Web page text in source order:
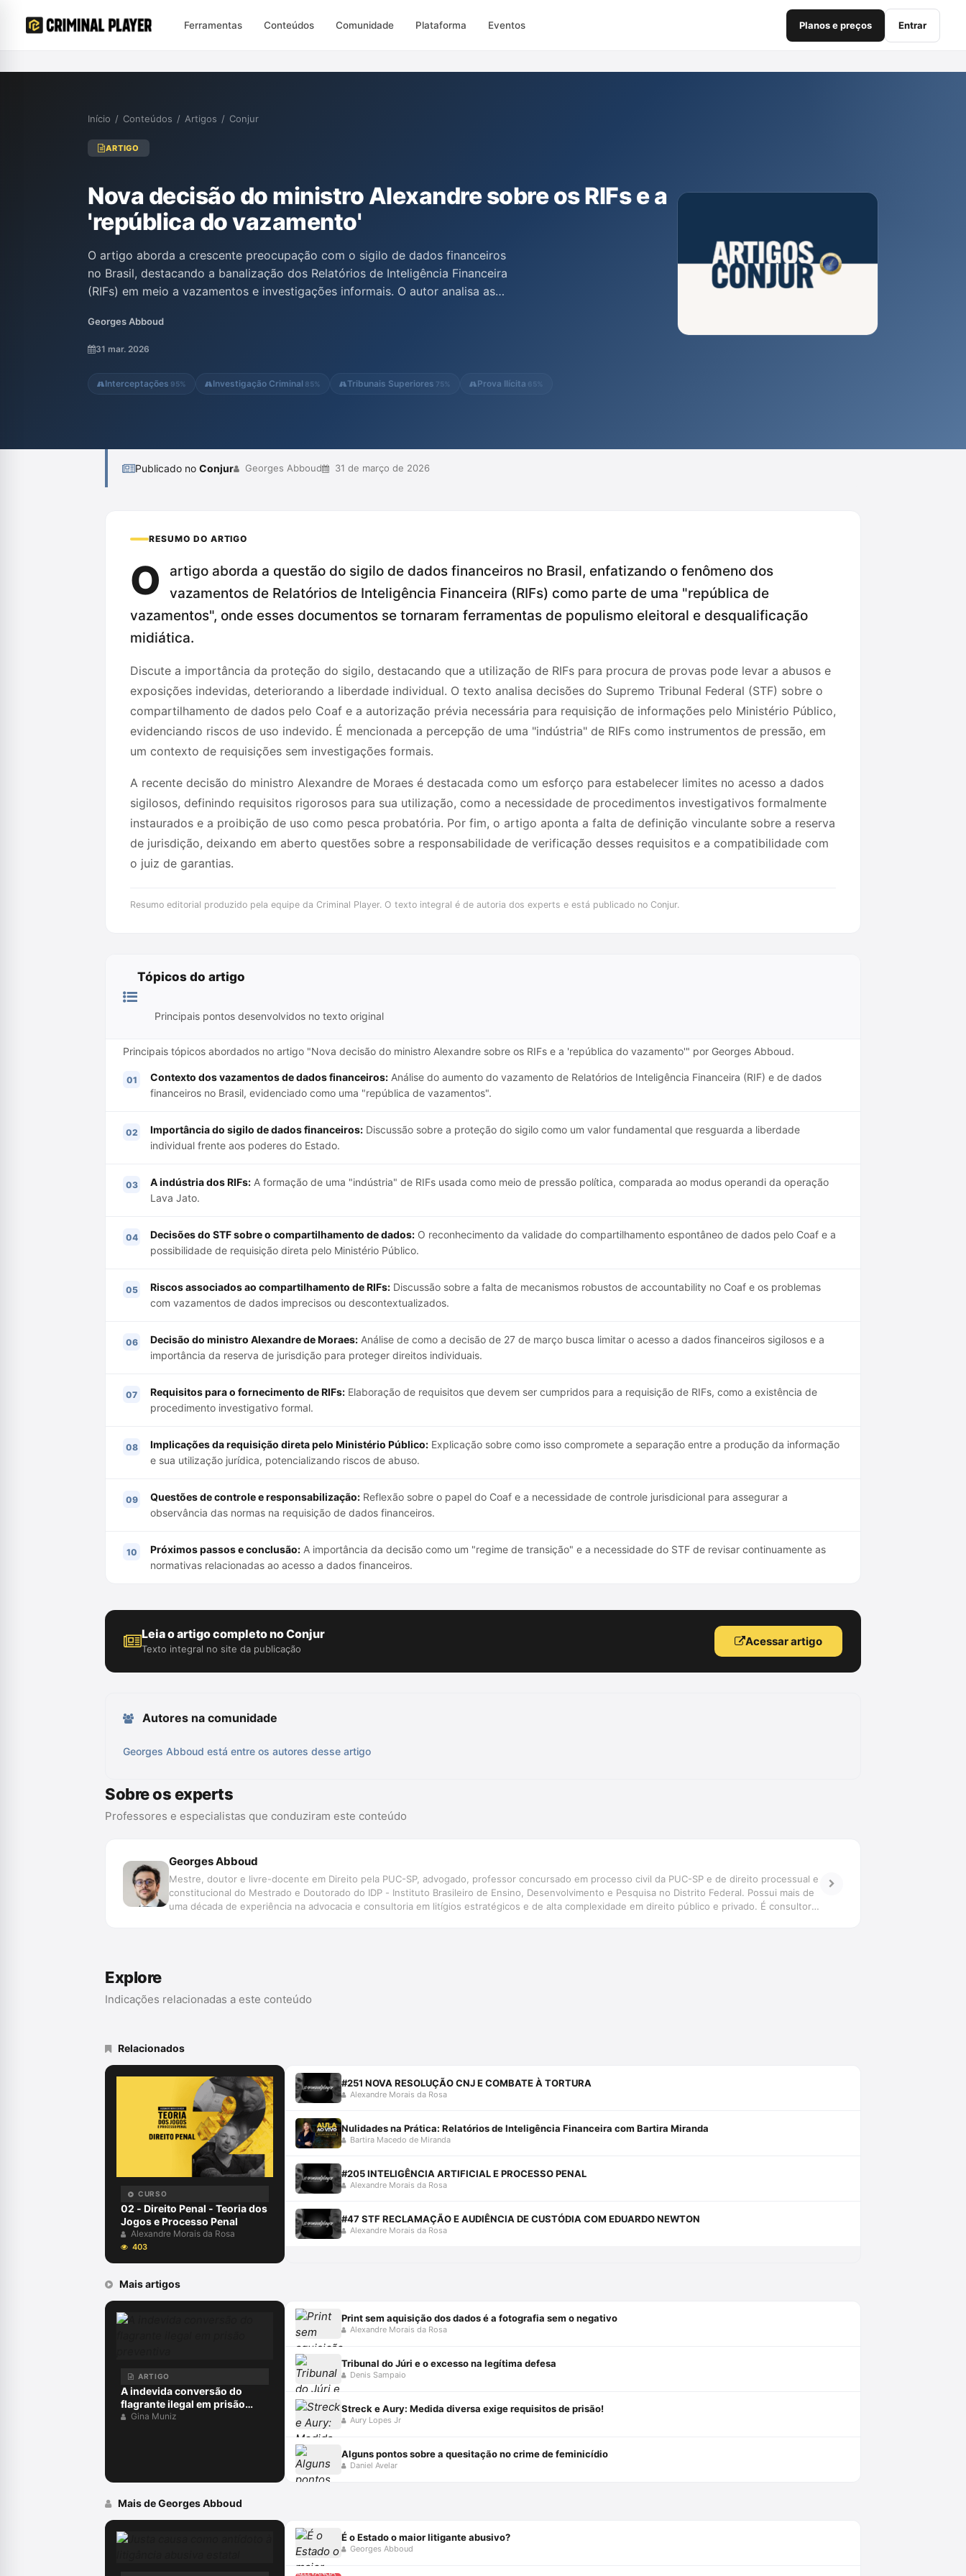
Ferramentas Conteúdos Comunidade Plataforma Eventos Planos e preços Entrar
Início / Conteúdos / Artigos / Conjur
ARTIGO
Nova decisão do ministro Alexandre sobre os RIFs e a
'república do vazamento'
O artigo aborda a crescente preocupação com o sigilo de dados financeiros
no Brasil, destacando a banalização dos Relatórios de Inteligência Financeira
(RIFs) em meio a vazamentos e investigações informais. O autor analisa as
Alexandre de Moraes, que estabelece limites rigorosos ao acesso a dados
sigilosos, enfatizando a necessidade de procedimentos investigativos formais
Georges Abboud
31 mar. 2026
Interceptações 95% Investigação Criminal 85% Tribunais Superiores 75% Prova Ilícita 65%
Publicado no Conjur Georges Abboud 31 de março de 2026
RESUMO DO ARTIGO
O
artigo aborda a questão do sigilo de dados financeiros no Brasil, enfatizando o fenômeno dos
vazamentos de Relatórios de Inteligência Financeira (RIFs) como parte de uma "república de
vazamentos", onde esses documentos se tornaram ferramentas de populismo eleitoral e desqualificação
midiática.
Discute a importância da proteção do sigilo, destacando que a utilização de RIFs para procura de provas pode levar a abusos e
exposições indevidas, deteriorando a liberdade individual. O texto analisa decisões do Supremo Tribunal Federal (STF) sobre o
compartilhamento de dados pelo Coaf e a autorização prévia necessária para requisição de informações pelo Ministério Público,
evidenciando riscos de uso indevido. É mencionada a percepção de uma "indústria" de RIFs como instrumentos de pressão, em
um contexto de requisições sem investigações formais.
A recente decisão do ministro Alexandre de Moraes é destacada como um esforço para estabelecer limites no acesso a dados
sigilosos, definindo requisitos rigorosos para sua utilização, como a necessidade de procedimentos investigativos formalmente
instaurados e a proibição de uso como pesca probatória. Por fim, o artigo aponta a falta de definição vinculante sobre a reserva
de jurisdição, deixando em aberto questões sobre a responsabilidade de verificação desses requisitos e a compatibilidade com
o juiz de garantias.
Resumo editorial produzido pela equipe da Criminal Player. O texto integral é de autoria dos experts e está publicado no Conjur.
Tópicos do artigo
Principais pontos desenvolvidos no texto original
Principais tópicos abordados no artigo "Nova decisão do ministro Alexandre sobre os RIFs e a 'república do vazamento'" por Georges Abboud.
Contexto dos vazamentos de dados financeiros: Análise do aumento do vazamento de Relatórios de Inteligência Financeira (RIF) e de dados
financeiros no Brasil, evidenciado como uma "república de vazamentos".
Importância do sigilo de dados financeiros: Discussão sobre a proteção do sigilo como um valor fundamental que resguarda a liberdade
individual frente aos poderes do Estado.
A indústria dos RIFs: A formação de uma "indústria" de RIFs usada como meio de pressão política, comparada ao modus operandi da operação
Lava Jato.
Decisões do STF sobre o compartilhamento de dados: O reconhecimento da validade do compartilhamento espontâneo de dados pelo Coaf e a
possibilidade de requisição direta pelo Ministério Público.
Riscos associados ao compartilhamento de RIFs: Discussão sobre a falta de mecanismos robustos de accountability no Coaf e os problemas
com vazamentos de dados imprecisos ou descontextualizados.
Decisão do ministro Alexandre de Moraes: Análise de como a decisão de 27 de março busca limitar o acesso a dados financeiros sigilosos e a
importância da reserva de jurisdição para proteger direitos individuais.
Requisitos para o fornecimento de RIFs: Elaboração de requisitos que devem ser cumpridos para a requisição de RIFs, como a existência de
procedimento investigativo formal.
Implicações da requisição direta pelo Ministério Público: Explicação sobre como isso compromete a separação entre a produção da informação
e sua utilização jurídica, potencializando riscos de abuso.
Questões de controle e responsabilização: Reflexão sobre o papel do Coaf e a necessidade de controle jurisdicional para assegurar a
observância das normas na requisição de dados financeiros.
Próximos passos e conclusão: A importância da decisão como um "regime de transição" e a necessidade do STF de revisar continuamente as
normativas relacionadas ao acesso a dados financeiros.
Leia o artigo completo no Conjur
Texto integral no site da publicação
Acessar artigo
Autores na comunidade
Georges Abboud está entre os autores desse artigo
Sobre os experts
Professores e especialistas que conduziram este conteúdo
Georges Abboud
Mestre, doutor e livre-docente em Direito pela PUC-SP, advogado, professor concursado em processo civil da PUC-SP e de direito processual e
constitucional do Mestrado e Doutorado do IDP - Instituto Brasileiro de Ensino, Desenvolvimento e Pesquisa no Distrito Federal. Possui mais de
uma década de experiência na advocacia e consultoria em litígios estratégicos e de alta complexidade em direito público e privado. É consultor
Explore
Indicações relacionadas a este conteúdo
Relacionados
CURSO
02 - Direito Penal - Teoria dos
Jogos e Processo Penal
Alexandre Morais da Rosa
403
#251 NOVA RESOLUÇÃO CNJ E COMBATE À TORTURA
Alexandre Morais da Rosa
Nulidades na Prática: Relatórios de Inteligência Financeira com Bartira Miranda
Bartira Macedo de Miranda
#205 INTELIGÊNCIA ARTIFICIAL E PROCESSO PENAL
Alexandre Morais da Rosa
#47 STF RECLAMAÇÃO E AUDIÊNCIA DE CUSTÓDIA COM EDUARDO NEWTON
Alexandre Morais da Rosa
Mais artigos
ARTIGO
A indevida conversão do
flagrante ilegal em prisão
preventiva
Gina Muniz
Print sem aquisição dos dados é a fotografia sem o negativo
Alexandre Morais da Rosa
Tribunal do Júri e o excesso na legítima defesa
Denis Sampaio
Streck e Aury: Medida diversa exige requisitos de prisão!
Aury Lopes Jr
Alguns pontos sobre a quesitação no crime de feminicídio
Daniel Avelar
Mais de Georges Abboud
É o Estado o maior litigante abusivo?
Georges Abboud